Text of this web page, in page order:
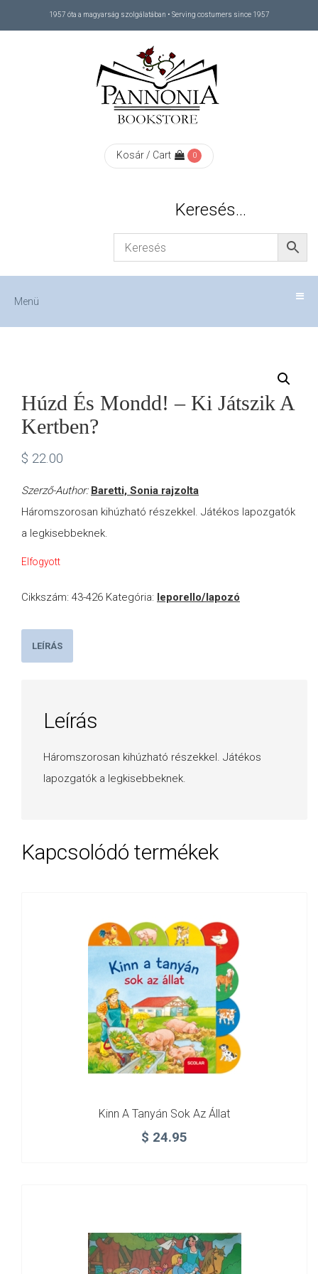
1957 óta a magyarság szolgálatában • Serving costumers since 1957
Kosár / Cart 0
Keresés…
Menü
SHOP
CONTACT
US
Húzd És Mondd! – Ki Játszik A
Kertben?
$ 22.00
Szerző-Author: Baretti, Sonia rajzolta
Háromszorosan kihúzható részekkel. Játékos lapozgatók
a legkisebbeknek.
Elfogyott
Cikkszám: 43-426 Kategória: leporello/lapozó
LEÍRÁS
Leírás
Háromszorosan kihúzható részekkel. Játékos
lapozgatók a legkisebbeknek.
Kapcsolódó termékek
Kinn A Tanyán Sok Az Állat
$ 24.95